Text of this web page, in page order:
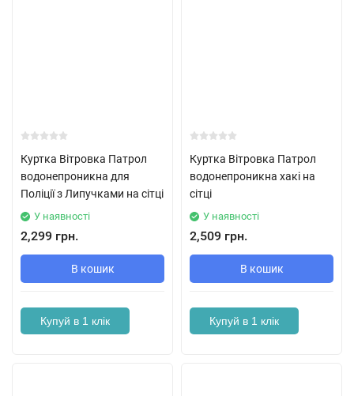
Куртка Вітровка Патрол
водонепроникна для
Поліції з Липучками на сітці
У наявності
2,299 грн.
В кошик
Купуй в 1 клік
Куртка Вітровка Патрол
водонепроникна хакі на
сітці
У наявності
2,509 грн.
В кошик
Купуй в 1 клік